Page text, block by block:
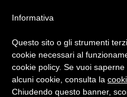
Informativa
Questo sito o gli strumenti
cookie necessari al
cookie policy. Se vuoi
alcuni cookie, consulta la
Chiudendo questo banner,